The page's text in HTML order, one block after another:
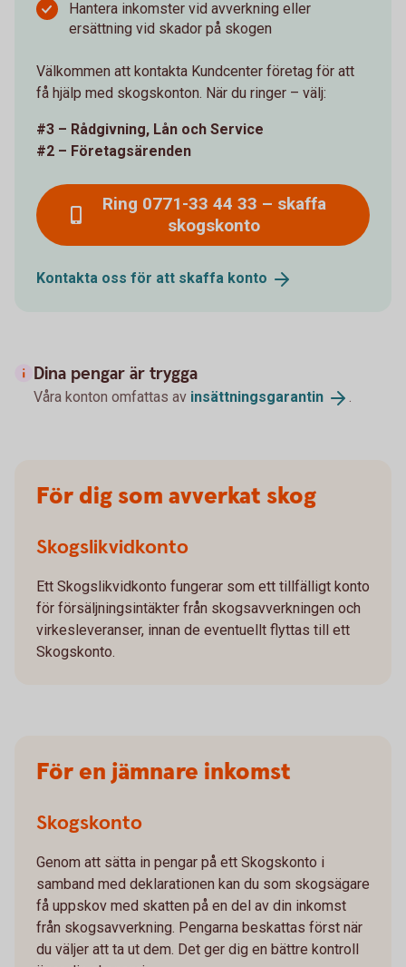
Hantera inkomster vid avverkning eller
ersättning vid skador på skogen
Välkommen att kontakta Kundcenter företag för att
få hjälp med skogskonton. När du ringer – välj:
#3 – Rådgivning, Lån och Service
#2 – Företagsärenden
Ring 0771-33 44 33 – skaffa
skogskonto
Kontakta oss för att skaffa konto
Dina pengar är trygga
Våra konton omfattas av insättningsgarantin
För dig som avverkat skog
Skogslikvidkonto
Ett Skogslikvidkonto fungerar som ett tillfälligt konto
för försäljningsintäkter från skogsavverkningen och
virkesleveranser, innan de eventuellt flyttas till ett
Skogskonto.
För en jämnare inkomst
Skogskonto
Genom att sätta in pengar på ett Skogskonto i
samband med deklarationen kan du som skogsägare
få uppskov med skatten på en del av din inkomst
från skogsavverkning. Pengarna beskattas först när
du väljer att ta ut dem. Det ger dig en bättre kontroll